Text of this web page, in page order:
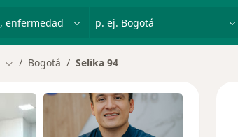
p. ej. Bogotá
Cambiar de ciudad
Bogotá Selika 94